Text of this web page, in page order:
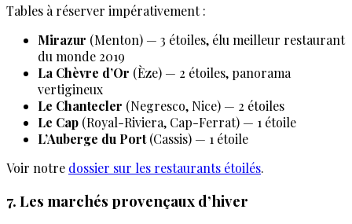
Tables à réserver impérativement :
Mirazur (Menton) — 3 étoiles, élu meilleur restaurant
du monde 2019
La Chèvre d’Or (Èze) — 2 étoiles, panorama
vertigineux
Le Chantecler (Negresco, Nice) — 2 étoiles
Le Cap (Royal-Riviera, Cap-Ferrat) — 1 étoile
L’Auberge du Port(Cassis) — 1 étoile
Voir notre dossier sur les restaurants étoilés.
7. Les marchés provençaux d’hiver